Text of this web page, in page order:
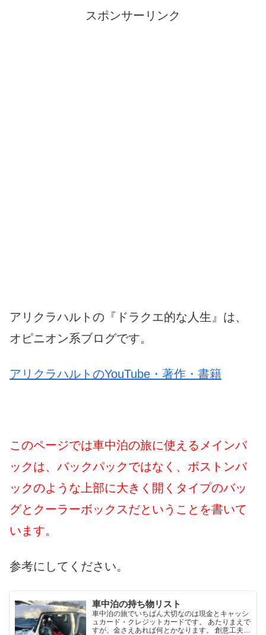
スポンサーリンク
アリクラハルトの『ドラクエ的な人生』は、
オピニオン系ブログです。
アリクラハルトのYouTube・著作・書籍
このページでは車中泊の旅に使えるメインバ
ックは、バックパックではなく、ボストンバ
ックのような上部に大きく開くタイプのバッ
グとクーラーボックスだということを書いて
います。
参考にしてください。
車中泊の持ち物リスト
車中泊の旅でいちばん大切なのは現金とキャッシ
ュカード・クレジットカードです。 あたりまえで
すが、金さえあれば何とかなります。 創意工夫で